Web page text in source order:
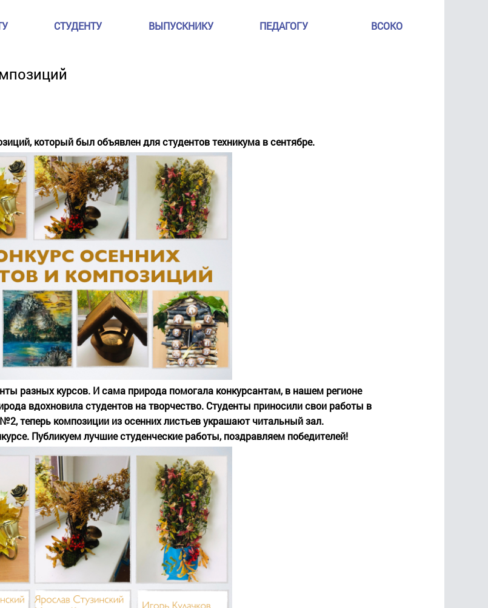
СТУДЕНТУ ВЫПУСКНИКУ ПЕДАГОГУ ВСОКО
который был объявлен для студентов техникума в сентябре.
разных курсов. И сама природа помогала конкурсантам, в нашем регионе
вдохновила студентов на творчество. Студенты приносили свои работы в
теперь композиции из осенних листьев украшают читальный зал.
Публикуем лучшие студенческие работы, поздравляем победителей!